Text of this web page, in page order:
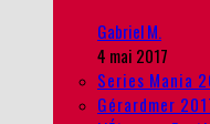
Gabriel M.
4 mai 2017
Series Mania
Gérardmer